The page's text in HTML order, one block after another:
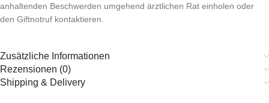
anhaltenden Beschwerden umgehend ärztlichen Rat einholen oder
den Giftnotruf kontaktieren.
Zusätzliche Informationen
Rezensionen (0)
Shipping & Delivery